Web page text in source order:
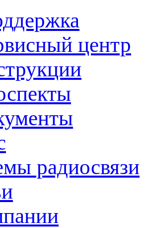
центр
радиосвязи